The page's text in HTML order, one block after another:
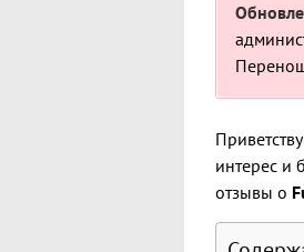
интерес и
отзывы о